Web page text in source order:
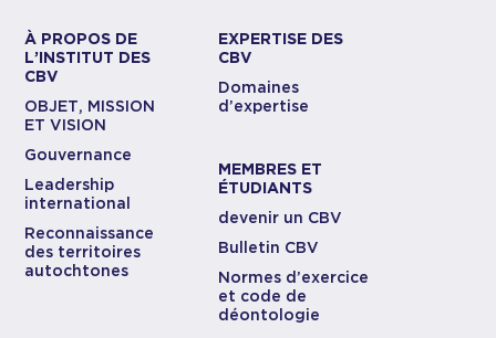
À PROPOS DE
L’INSTITUT DES
CBV
OBJET, MISSION
ET VISION
Gouvernance
Leadership
international
Reconnaissance
des territoires
autochtones
EXPERTISE DES
CBV
Domaines
d’expertise
MEMBRES ET
ÉTUDIANTS
devenir un CBV
Bulletin CBV
Normes d’exercice
et code de
déontologie